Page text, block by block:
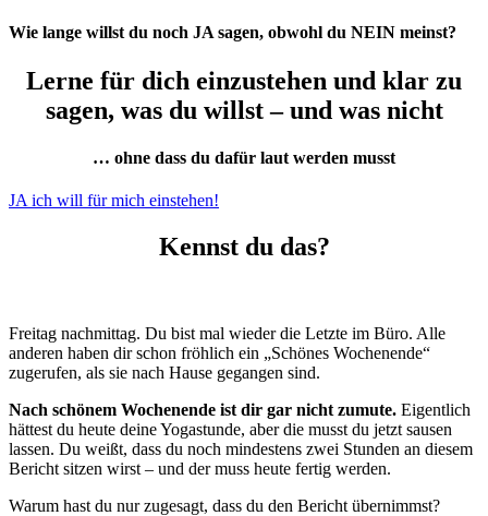
Wie lange willst du noch JA sagen, obwohl du NEIN meinst?
Lerne für dich einzustehen und klar zu
sagen, was du willst – und was nicht
… ohne dass du dafür laut werden musst
JA ich will für mich einstehen!
Kennst du das?
Freitag nachmittag. Du bist mal wieder die Letzte im Büro. Alle
anderen haben dir schon fröhlich ein „Schönes Wochenende“
zugerufen, als sie nach Hause gegangen sind.
Nach schönem Wochenende ist dir gar nicht zumute. Eigentlich
hättest du heute deine Yogastunde, aber die musst du jetzt sausen
lassen. Du weißt, dass du noch mindestens zwei Stunden an diesem
Bericht sitzen wirst – und der muss heute fertig werden.
Warum hast du nur zugesagt, dass du den Bericht übernimmst?